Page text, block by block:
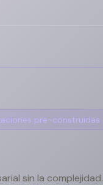
pre-construidas
sin la complejidad.